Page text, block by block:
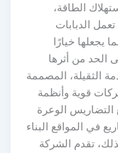
الطاقة،
الدبابات
خيارًا
من أثرها
الثقيلة، المصممة
قوية وأنظمة
الوعرة
في المواقع البناء
تقدم الشركة